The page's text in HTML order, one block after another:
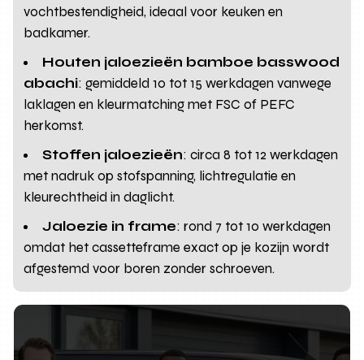
vochtbestendigheid, ideaal voor keuken en
badkamer.
Houten jaloezieën bamboe basswood
abachi: gemiddeld 10 tot 15 werkdagen vanwege
laklagen en kleurmatching met FSC of PEFC
herkomst.
Stoffen jaloezieën: circa 8 tot 12 werkdagen
met nadruk op stofspanning, lichtregulatie en
kleurechtheid in daglicht.
Jaloezie in frame: rond 7 tot 10 werkdagen
omdat het cassetteframe exact op je kozijn wordt
afgestemd voor boren zonder schroeven.